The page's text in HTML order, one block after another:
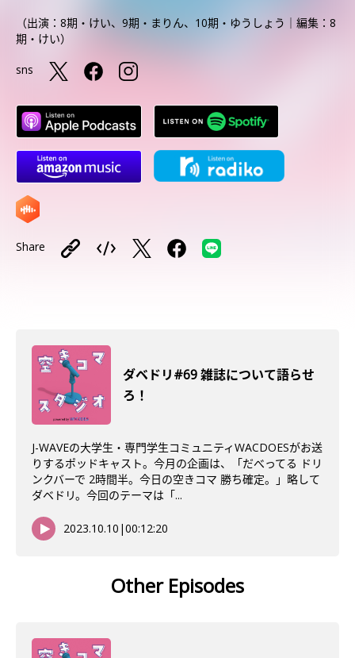
（出演：8期・けい、9期・まりん、10期・ゆうしょう｜編集：8
期・けい）
sns
Share
ダベドリ#69 雑誌について語らせ
ろ！
J-WAVEの大学生・専門学生コミュニティWACDOESがお送
りするポッドキャスト。今月の企画は、「だべってる ドリ
ンクバーで 2時間半。今日の空きコマ 勝ち確定。」略して
ダベドリ。今回のテーマは「...
2023.10.10 |00:12:20
Other Episodes